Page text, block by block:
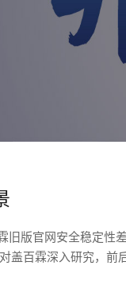
旧版官网安全稳定性
盖百霖深入研究，前